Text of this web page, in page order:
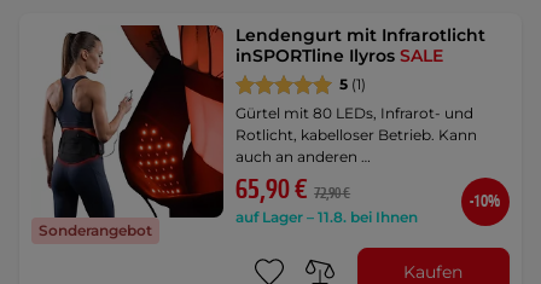
Sonderangebot
Lendengurt mit Infrarotlicht
inSPORTline IlyrosSALE
5 (1)
Gürtel mit 80 LEDs, Infrarot- und
Rotlicht, kabelloser Betrieb. Kann
auch an anderen …
65,90 € 72,90 €
auf Lager – 11.8. bei Ihnen
-10%
Kaufen